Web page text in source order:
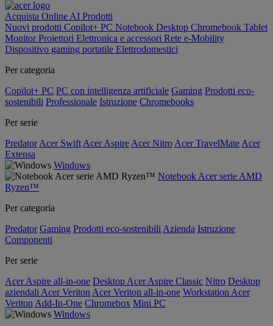
Acquista Online AI Prodotti
Nuovi prodotti Copilot+ PC Notebook Desktop Chromebook Tablet
MonitorProiettori Elettronica e accessori Rete e-Mobility
Dispositivo gaming portatile Elettrodomestici
Per categoria
Copilot+ PC PC con intelligenza artificiale Gaming Prodotti eco-
sostenibili Professionale Istruzione Chromebooks
Per serie
Predator Acer Swift Acer Aspire Acer Nitro Acer TravelMate Acer
Extensa
Windows
Notebook Acer serie AMD
Ryzen™
Per categoria
Predator Gaming Prodotti eco-sostenibili Azienda Istruzione
Componenti
Per serie
Acer Aspire all-in-one Desktop Acer Aspire Classic Nitro Desktop
aziendali Acer Veriton Acer Veriton all-in-one Workstation Acer
Veriton Add-In-One Chromebox Mini PC
Windows